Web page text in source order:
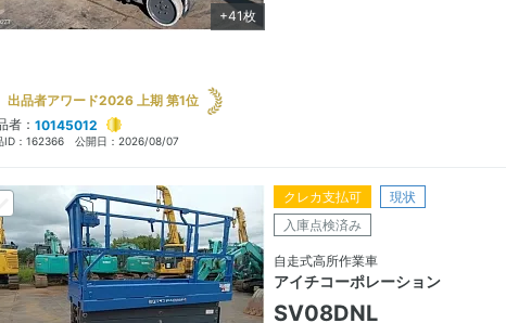
+41枚
出品者アワード2026 上期 第1位
者： 10145012
ID： 162366 公開日： 2026/08/07
クレカ支払可
現状
入庫点検済み
自走式高所作業車
アイチコーポレーション
SV08DNL